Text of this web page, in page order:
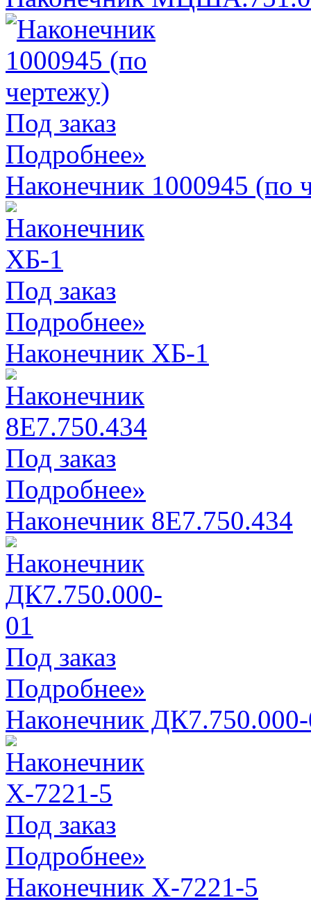
Под заказ
Подробнее»
Наконечник 1000945 (по
Под заказ
Подробнее»
Наконечник ХБ-1
Под заказ
Подробнее»
Наконечник 8Е7.750.434
Под заказ
Подробнее»
Наконечник
Под заказ
Подробнее»
Наконечник Х-7221-5